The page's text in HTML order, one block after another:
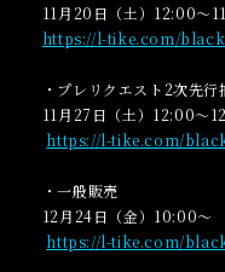
11月20日（土）12:00～
https://l-tike.com/
・プレリクエスト2次先行
11月27日（土）12:00～
https://l-tike.com/
・一般販売
12月24日（金）10:00～
https://l-tike.com/